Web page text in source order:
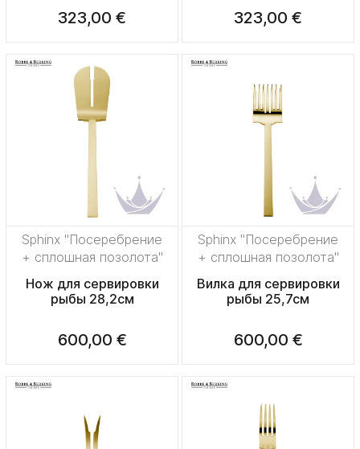
323,00 € 323,00 €
Sphinx "Посеребрение
+ сплошная позолота"
Нож для сервировки
рыбы 28,2см
600,00 €
Sphinx "Посеребрение
+ сплошная позолота"
Вилка для сервировки
рыбы 25,7см
600,00 €